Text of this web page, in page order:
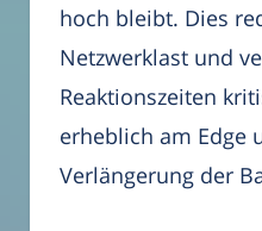
hoch bleibt. Dies
Netzwerklast und
Reaktionszeiten
erheblich am Edge
Verlängerung der